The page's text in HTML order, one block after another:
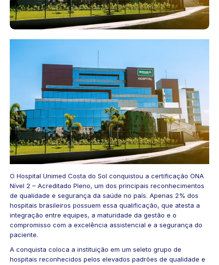
O Hospital Unimed Costa do Sol conquistou a certificação ONA
Nível 2 – Acreditado Pleno, um dos principais reconhecimentos
de qualidade e segurança da saúde no país. Apenas 2% dos
hospitais brasileiros possuem essa qualificação, que atesta a
integração entre equipes, a maturidade da gestão e o
compromisso com a excelência assistencial e a segurança do
paciente.
A conquista coloca a instituição em um seleto grupo de
hospitais reconhecidos pelos elevados padrões de qualidade e